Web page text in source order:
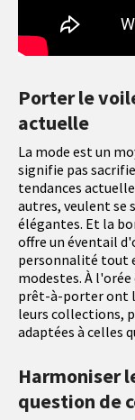
Porter le
actuelle
La mode est un
signifie pas
tendances
autres, veulent se
élégantes. Et la
offre un éventail
personnalité tout
modestes. À l'orée
prêt-à-porter ont
leurs collections,
adaptées à celles
Harmoniser
question de